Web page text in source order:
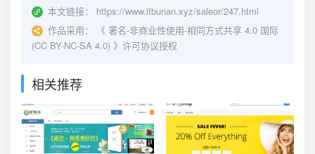
本文链接：
https://www.itbunan.xyz/saleor/247.html
作品采用：
《 署名-非商业性使用-相同方式共享 4.0 国际
(CC BY-NC-SA 4.0) 》许可协议授权
相关推荐